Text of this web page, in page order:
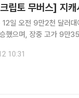
립토 무버스] 지캐
12일 오전 9만2천 달러
했으며, 장중 고가 9만
않다는 평가가 나온다.
10:31